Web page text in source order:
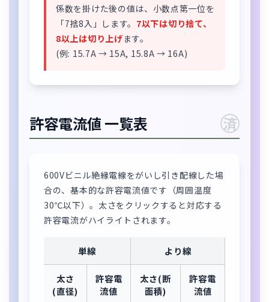
係数を掛けた後の値は、小数点第一位を
「7捨8入」します。 7以下は切り捨て、
8以上は切り上げます。
(例: 15.7A → 15A, 15.8A → 16A)
許容電流値 一覧表 済
600Vビニル絶縁電線をがいし引き配線した場
合の、基本的な許容電流値です（周囲温度
30℃以下）。太さをクリックすると対応する
許容電流がハイライトされます。
単線 より線
太さ
(直径)
許容電
流値
太さ(断
面積)
許容電
流値